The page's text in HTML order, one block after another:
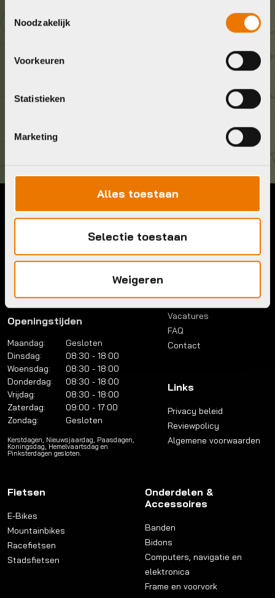
Noodzakelijk
Voorkeuren
Statistieken
Marketing
Alles toestaan
Selectie toestaan
Weigeren
Kom langs!
1315 BP Almere
Contact
036 5304422
Mail:
info@bykestore.nl
Adres:
1315 BP Almere
Openingstijden
Maandag:
Gesloten
Dinsdag:
08:30 - 18:00
Woensdag:
08:30 - 18:00
Donderdag:
08:30 - 18:00
Vrijdag:
08:30 - 18:00
Zaterdag:
09:00 - 17:00
Zondag:
Gesloten
Kerstdagen, Nieuwsjaardag, Paasdagen,
Koningsdag, Hemelvaartsdag en
Pinksterdagen gesloten.
Menu
Account
Lease a bike
Werkplaats
Vacatures
FAQ
Contact
Links
Privacy beleid
Reviewpolicy
Algemene voorwaarden
Fietsen
E-Bikes
Mountainbikes
Racefietsen
Stadsfietsen
Onderdelen &
Accessoires
Banden
Bidons
Computers, navigatie en
elektronica
Frame en voorvork